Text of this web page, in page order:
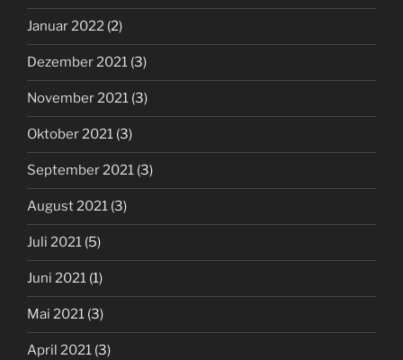
Januar 2022 (2)
Dezember 2021 (3)
November 2021 (3)
Oktober 2021 (3)
September 2021 (3)
August 2021 (3)
Juli 2021 (5)
Juni 2021 (1)
Mai 2021 (3)
April 2021 (3)